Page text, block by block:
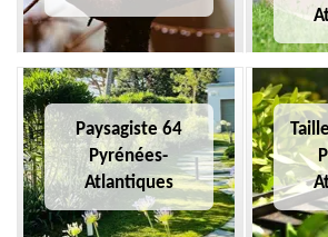
Paysagiste 64
Pyrénées-
Atlantiques